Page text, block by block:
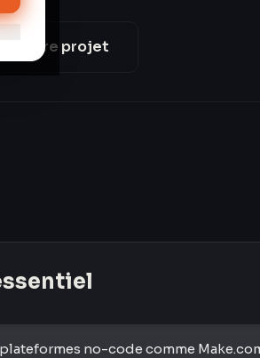
votre projet
no-code comme